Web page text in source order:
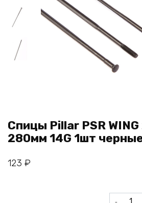
Спицы Pillar PSR
280мм 14G 1шт
123 ₽